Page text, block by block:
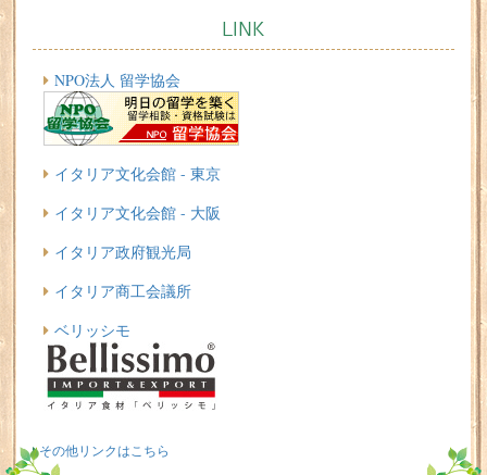
LINK
NPO法人 留学協会
イタリア文化会館 - 東京
イタリア文化会館 - 大阪
イタリア政府観光局
イタリア商工会議所
ベリッシモ
その他リンクはこちら